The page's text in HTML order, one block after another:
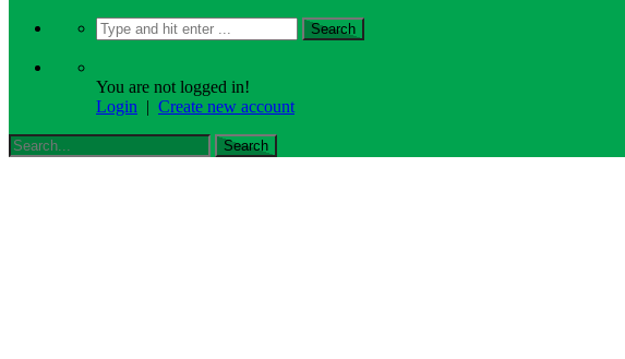
You are not logged in!
Login | Create new account